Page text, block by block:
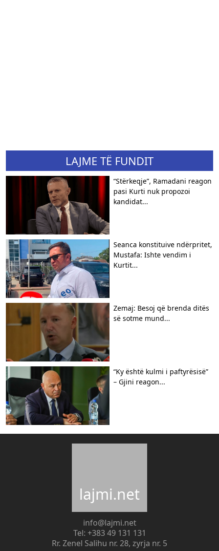
LAJME TË FUNDIT
“Stërkeqje”, Ramadani reagon
pasi Kurti nuk propozoi
kandidat...
Seanca konstituive ndërpritet,
Mustafa: Ishte vendim i
Kurtit...
Zemaj: Besoj që brenda ditës
së sotme mund...
“Ky është kulmi i paftyrësisë”
– Gjini reagon...
lajmi.net
info@lajmi.net
Tel: +383 49 131 131
Rr. Zenel Salihu nr. 28, zyrja nr. 5